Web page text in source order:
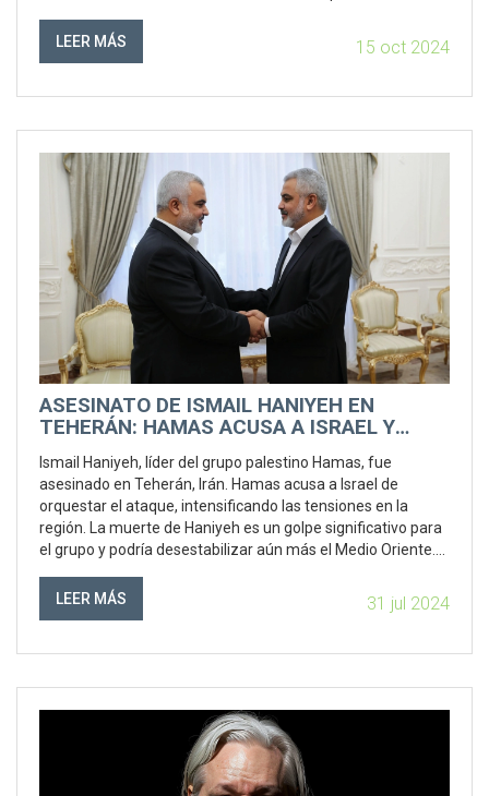
significativa en las tensiones regionales y evidencia la
postura cada vez más inflexible del régimen de Xi Jinping
LEER MÁS 15 oct 2024
ASESINATO DE ISMAIL HANIYEH EN
TEHERÁN: HAMAS ACUSA A ISRAEL Y
Ismail Haniyeh, líder del grupo palestino Hamas, fue
asesinado en Teherán, Irán. Hamas acusa a Israel de
orquestar el ataque, intensificando las tensiones en la
región. La muerte de Haniyeh es un golpe significativo para
el grupo y podría desestabilizar aún más el Medio Oriente.
violencia y pidiendo moderación.
LEER MÁS 31 jul 2024